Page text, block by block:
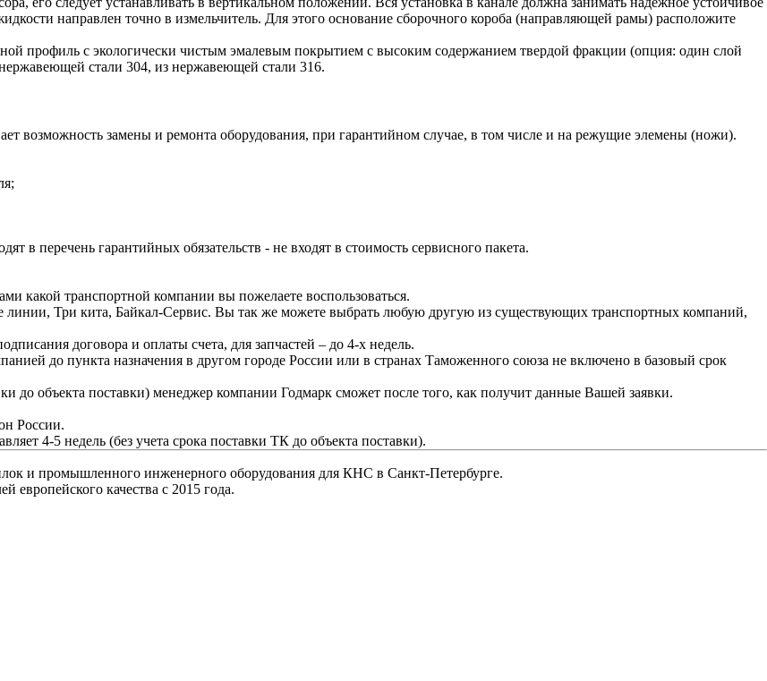
направлен точно в измельчитель. Для этого основание сборочного короба (направляющей рамы) расположите
профиль с экологически чистым эмалевым покрытием с высоким содержанием твердой фракции (опция: один слой
стали 304, из нержавеющей стали 316.
возможность замены и ремонта оборудования, при гарантийном случае, в том числе и на режущие элемены (ножи).
в перечень гарантийных обязательств - не входят в стоимость сервисного пакета.
какой транспортной компании вы пожелаете воспользоваться.
Три кита, Байкал-Сервис. Вы так же можете выбрать любую другую из существующих транспортных компаний,
договора и оплаты счета, для запчастей – до 4-х недель.
до пункта назначения в другом городе России или в странах Таможенного союза не включено в базовый срок
до объекта поставки) менеджер компании Годмарк сможет после того, как получит данные Вашей заявки.
России.
4-5 недель (без учета срока поставки ТК до объекта поставки).
и промышленного инженерного оборудования для КНС в Санкт-Петербурге.
качества с 2015 года.